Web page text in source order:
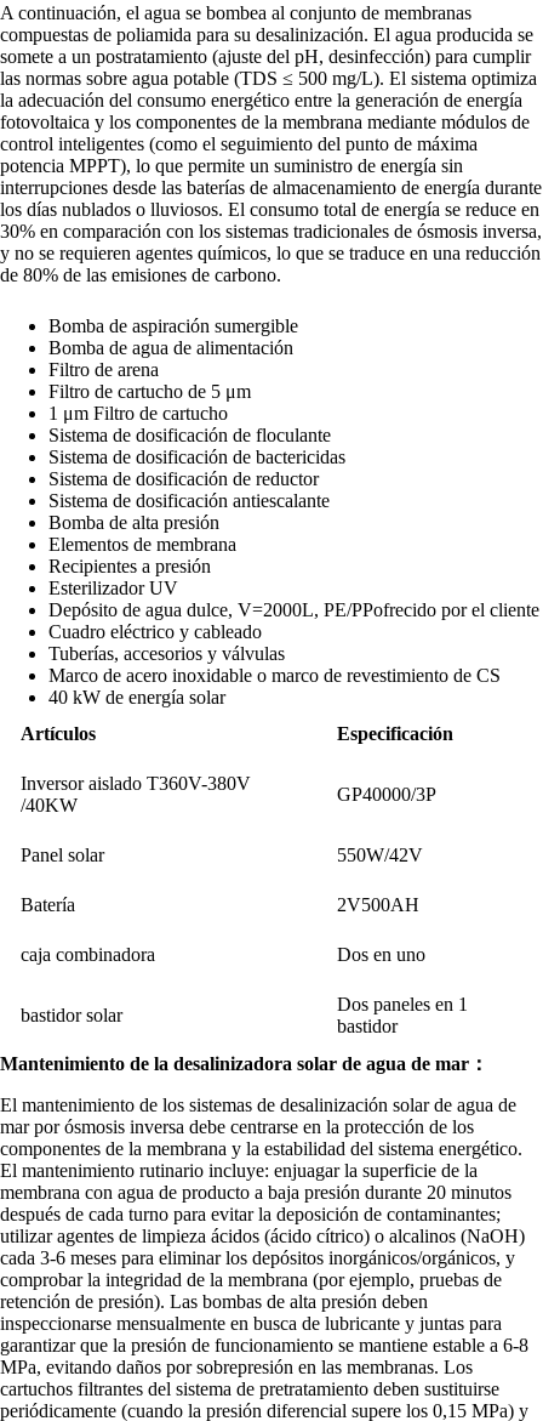
A continuación, el agua se bombea al conjunto de membranas
compuestas de poliamida para su desalinización. El agua producida se
somete a un postratamiento (ajuste del pH, desinfección) para cumplir
las normas sobre agua potable (TDS ≤ 500 mg/L). El sistema optimiza
la adecuación del consumo energético entre la generación de energía
fotovoltaica y los componentes de la membrana mediante módulos de
control inteligentes (como el seguimiento del punto de máxima
potencia MPPT), lo que permite un suministro de energía sin
interrupciones desde las baterías de almacenamiento de energía durante
los días nublados o lluviosos. El consumo total de energía se reduce en
30% en comparación con los sistemas tradicionales de ósmosis inversa,
y no se requieren agentes químicos, lo que se traduce en una reducción
de 80% de las emisiones de carbono.
Bomba de aspiración sumergible
Bomba de agua de alimentación
Filtro de arena
Filtro de cartucho de 5 μm
1 μm Filtro de cartucho
Sistema de dosificación de floculante
Sistema de dosificación de bactericidas
Sistema de dosificación de reductor
Sistema de dosificación antiescalante
Bomba de alta presión
Elementos de membrana
Recipientes a presión
Esterilizador UV
Depósito de agua dulce, V=2000L, PE/PPofrecido por el cliente
Cuadro eléctrico y cableado
Tuberías, accesorios y válvulas
Marco de acero inoxidable o marco de revestimiento de CS
40 kW de energía solar
Artículos
Especificación
Inversor aislado T360V-380V
/40KW
GP40000/3P
Panel solar 550W/42V
Batería 2V500AH
caja combinadora Dos en uno
bastidor solar
Dos paneles en 1
bastidor
Mantenimiento de la desalinizadora solar de agua de mar：
El mantenimiento de los sistemas de desalinización solar de agua de
mar por ósmosis inversa debe centrarse en la protección de los
componentes de la membrana y la estabilidad del sistema energético.
El mantenimiento rutinario incluye: enjuagar la superficie de la
membrana con agua de producto a baja presión durante 20 minutos
después de cada turno para evitar la deposición de contaminantes;
utilizar agentes de limpieza ácidos (ácido cítrico) o alcalinos (NaOH)
cada 3-6 meses para eliminar los depósitos inorgánicos/orgánicos, y
comprobar la integridad de la membrana (por ejemplo, pruebas de
retención de presión). Las bombas de alta presión deben
inspeccionarse mensualmente en busca de lubricante y juntas para
garantizar que la presión de funcionamiento se mantiene estable a 6-8
MPa, evitando daños por sobrepresión en las membranas. Los
cartuchos filtrantes del sistema de pretratamiento deben sustituirse
periódicamente (cuando la presión diferencial supere los 0,15 MPa) y